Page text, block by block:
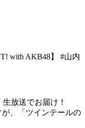
with AKB48】 #山内
放送でお届け！
、「ツインテールの